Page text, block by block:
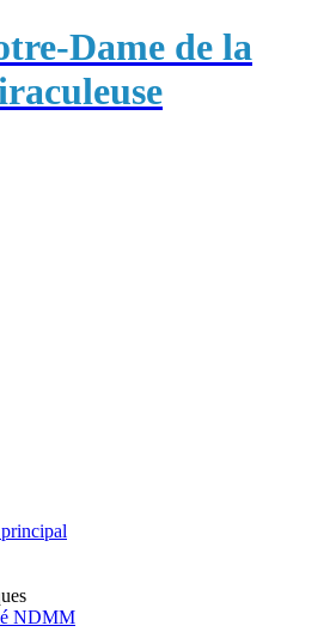
Dame de la
NDMM